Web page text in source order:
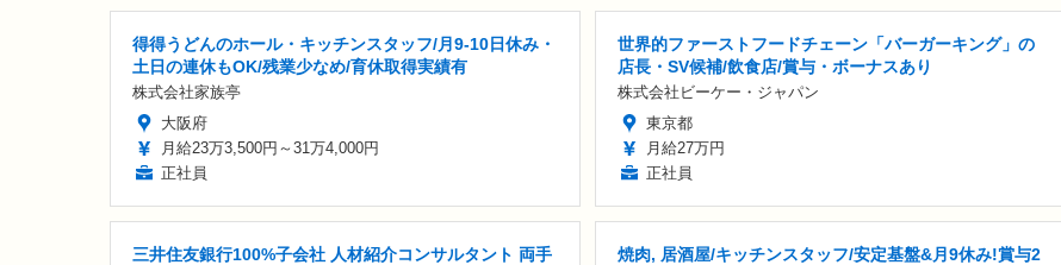
得得うどんのホール・キッチンスタッフ/月9-10日休み・
土日の連休もOK/残業少なめ/育休取得実績有
株式会社家族亭
大阪府
月給23万3,500円～31万4,000円
正社員
世界的ファーストフードチェーン「バーガーキング」の
店長・SV候補/飲食店/賞与・ボーナスあり
株式会社ビーケー・ジャパン
東京都
月給27万円
正社員
三井住友銀行100%子会社 人材紹介コンサルタント 両手
焼肉, 居酒屋/キッチンスタッフ/安定基盤&月9休み!賞与2